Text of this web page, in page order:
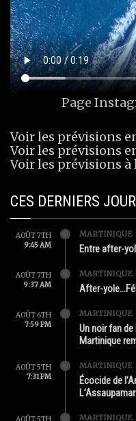
Page
Voir les prévisions
Voir les prévisions
Voir les prévisions
CES DERNIERS
AOÛT 7TH
9:45 AM
MARTINIQUE
Entre after-
AOÛT 7TH
9:37 AM
MARTINIQUE
After-
AOÛT 6TH
7:59 PM
MARTINIQUE
Un noir fan
Martinique
AOÛT 5TH
7:31 PM
MARTINIQUE
Écocide de
AOÛT 5TH
MARTINIQUE